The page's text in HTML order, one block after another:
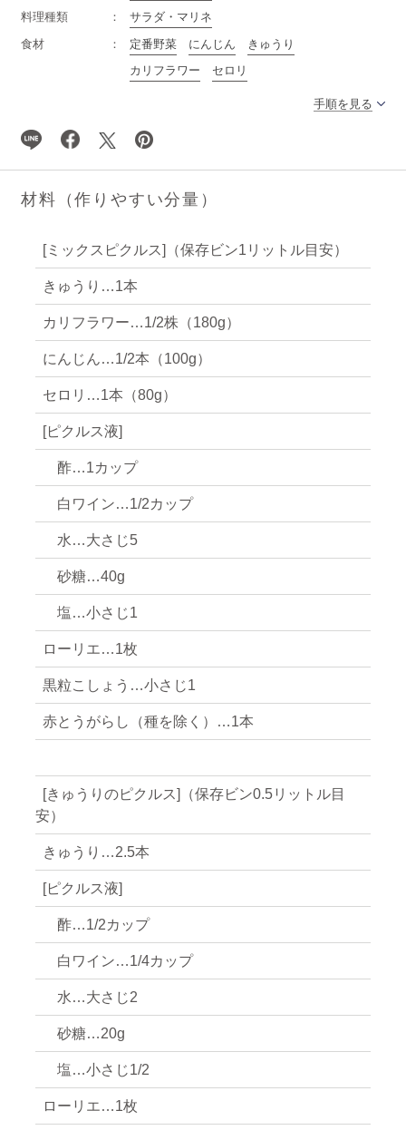
料理種類
サラダ・マリネ
食材
定番野菜 にんじん
きゅうり
カリフラワー
セロリ
手順を見る
材料（作りやすい分量）
[ミックスピクルス]（保存ビン1リットル目安）
きゅうり…1本
カリフラワー…1/2株（180g）
にんじん…1/2本（100g）
セロリ…1本（80g）
[ピクルス液]
酢…1カップ
白ワイン…1/2カップ
水…大さじ5
砂糖…40g
塩…小さじ1
ローリエ…1枚
黒粒こしょう…小さじ1
赤とうがらし（種を除く）…1本
[きゅうりのピクルス]（保存ビン0.5リットル目
安）
きゅうり…2.5本
[ピクルス液]
酢…1/2カップ
白ワイン…1/4カップ
水…大さじ2
砂糖…20g
塩…小さじ1/2
ローリエ…1枚